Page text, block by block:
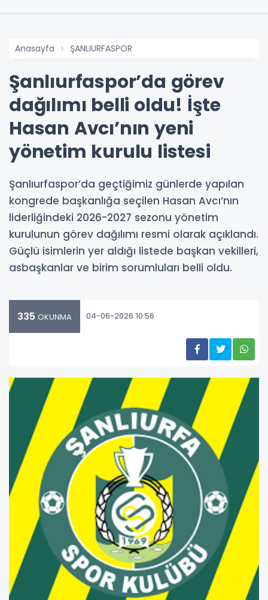
Anasayfa ŞANLIURFASPOR
Şanlıurfaspor’da görev
dağılımı belli oldu! İşte
Hasan Avcı’nın yeni
yönetim kurulu listesi
Şanlıurfaspor’da geçtiğimiz günlerde yapılan
kongrede başkanlığa seçilen Hasan Avcı’nın
liderliğindeki 2026-2027 sezonu yönetim
kurulunun görev dağılımı resmi olarak açıklandı.
Güçlü isimlerin yer aldığı listede başkan vekilleri,
asbaşkanlar ve birim sorumluları belli oldu.
335 OKUNMA 04-06-2026 10:56